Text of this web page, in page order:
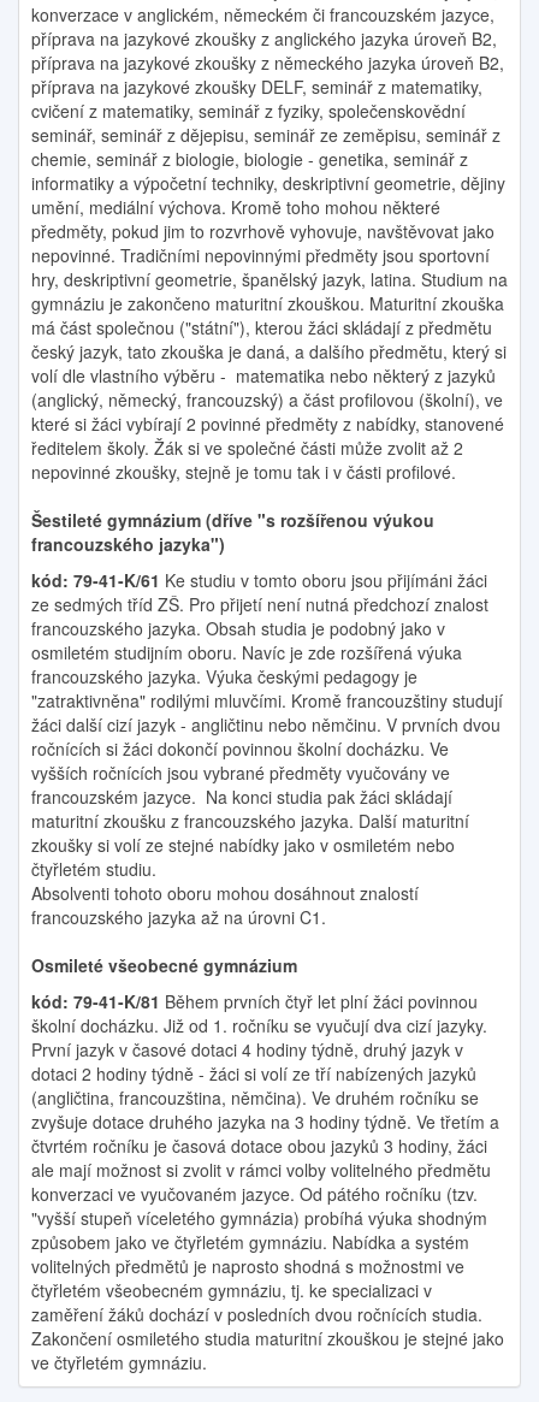
konverzace v anglickém, německém či francouzském jazyce,
příprava na jazykové zkoušky z anglického jazyka úroveň B2,
příprava na jazykové zkoušky z německého jazyka úroveň B2,
příprava na jazykové zkoušky DELF, seminář z matematiky,
cvičení z matematiky, seminář z fyziky, společenskovědní
seminář, seminář z dějepisu, seminář ze zeměpisu, seminář z
chemie, seminář z biologie, biologie - genetika, seminář z
informatiky a výpočetní techniky, deskriptivní geometrie, dějiny
umění, mediální výchova. Kromě toho mohou některé
předměty, pokud jim to rozvrhově vyhovuje, navštěvovat jako
nepovinné. Tradičními nepovinnými předměty jsou sportovní
hry, deskriptivní geometrie, španělský jazyk, latina. Studium na
gymnáziu je zakončeno maturitní zkouškou. Maturitní zkouška
má část společnou ("státní"), kterou žáci skládají z předmětu
český jazyk, tato zkouška je daná, a dalšího předmětu, který si
volí dle vlastního výběru - matematika nebo některý z jazyků
(anglický, německý, francouzský) a část profilovou (školní), ve
které si žáci vybírají 2 povinné předměty z nabídky, stanovené
ředitelem školy. Žák si ve společné části může zvolit až 2
nepovinné zkoušky, stejně je tomu tak i v části profilové.
Šestileté gymnázium (dříve "s rozšířenou výukou
francouzského jazyka")
kód: 79-41-K/61 Ke studiu v tomto oboru jsou přijímáni žáci
ze sedmých tříd ZŠ. Pro přijetí není nutná předchozí znalost
francouzského jazyka. Obsah studia je podobný jako v
osmiletém studijním oboru. Navíc je zde rozšířená výuka
francouzského jazyka. Výuka českými pedagogy je
"zatraktivněna" rodilými mluvčími. Kromě francouzštiny studují
žáci další cizí jazyk - angličtinu nebo němčinu. V prvních dvou
ročnících si žáci dokončí povinnou školní docházku. Ve
vyšších ročnících jsou vybrané předměty vyučovány ve
francouzském jazyce. Na konci studia pak žáci skládají
maturitní zkoušku z francouzského jazyka. Další maturitní
zkoušky si volí ze stejné nabídky jako v osmiletém nebo
čtyřletém studiu.
Absolventi tohoto oboru mohou dosáhnout znalostí
francouzského jazyka až na úrovni C1.
Osmileté všeobecné gymnázium
kód: 79-41-K/81 Během prvních čtyř let plní žáci povinnou
školní docházku. Již od 1. ročníku se vyučují dva cizí jazyky.
První jazyk v časové dotaci 4 hodiny týdně, druhý jazyk v
dotaci 2 hodiny týdně - žáci si volí ze tří nabízených jazyků
(angličtina, francouzština, němčina). Ve druhém ročníku se
zvyšuje dotace druhého jazyka na 3 hodiny týdně. Ve třetím a
čtvrtém ročníku je časová dotace obou jazyků 3 hodiny, žáci
ale mají možnost si zvolit v rámci volby volitelného předmětu
konverzaci ve vyučovaném jazyce. Od pátého ročníku (tzv.
"vyšší stupeň víceletého gymnázia) probíhá výuka shodným
způsobem jako ve čtyřletém gymnáziu. Nabídka a systém
volitelných předmětů je naprosto shodná s možnostmi ve
čtyřletém všeobecném gymnáziu, tj. ke specializaci v
zaměření žáků dochází v posledních dvou ročnících studia.
Zakončení osmiletého studia maturitní zkouškou je stejné jako
ve čtyřletém gymnáziu.